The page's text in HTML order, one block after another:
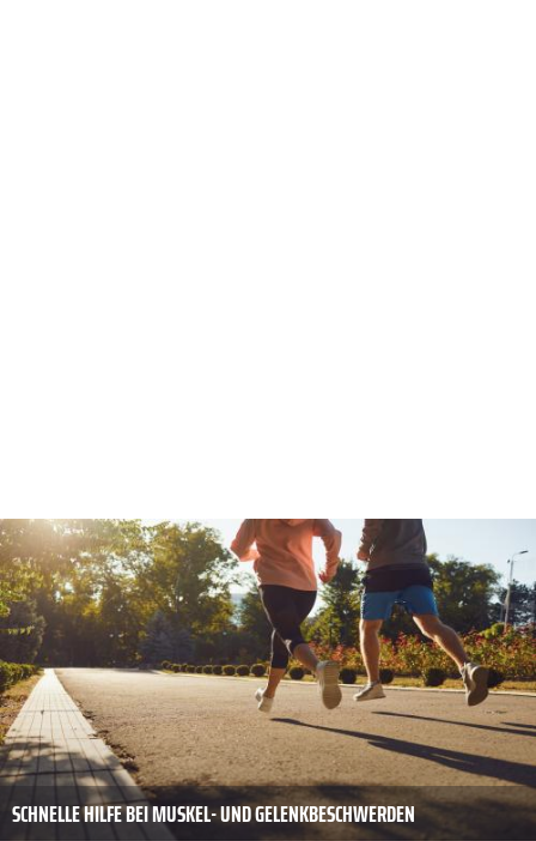
SCHNELLE HILFE BEI MUSKEL- UND GELENKBESCHWERDEN